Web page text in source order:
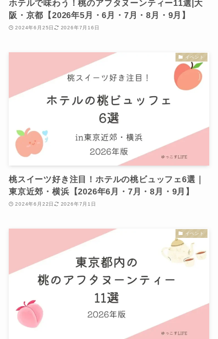
ホテルで味わう！桃のアフタヌーンティー11選|大
阪・京都【2026年5月・6月・7月・8月・9月】
2024年6月25日 2026年7月16日
イベント
桃スイーツ好き注目！ホテルの桃ビュッフェ6選｜
東京近郊・横浜【2026年6月・7月・8月・9月】
2024年6月22日 2026年7月1日
イベント